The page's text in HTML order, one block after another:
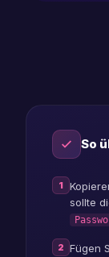
So
1
sollte
2 Fügen